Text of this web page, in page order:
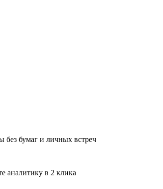
без бумаг и личных встреч
аналитику в 2 клика